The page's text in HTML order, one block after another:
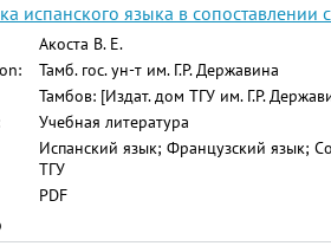
испанского языка в
Акоста В. Е.
Тамб. гос. ун-т им. Г.Р. Державина
Тамбов: [Издат. дом ТГУ им. Г.Р.
Учебная литература
Испанский язык; Французский язык;
ТГУ
PDF